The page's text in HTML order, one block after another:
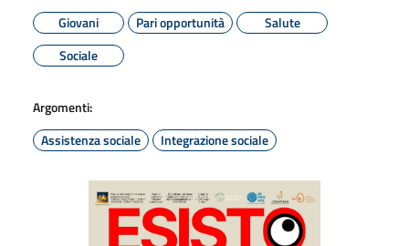
Giovani
Pari opportunità
Salute
Sociale
Argomenti:
Assistenza sociale
Integrazione sociale